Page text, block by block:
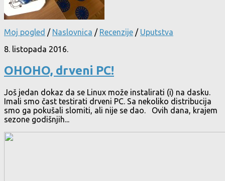
Moj pogled / Naslovnica / Recenzije / Uputstva
8. listopada 2016.
OHOHO, drveni PC!
Još jedan dokaz da se Linux može instalirati (i) na dasku.
Imali smo čast testirati drveni PC. Sa nekoliko distribucija
smo ga pokušali slomiti, ali nije se dao. Ovih dana, krajem
sezone godišnjih...